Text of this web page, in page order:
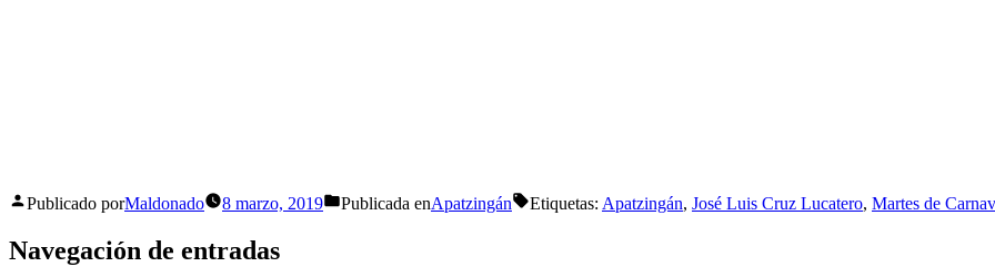
Publicado porMaldonado 8 marzo, 2019 Publicada enApatzingán Etiquetas: Apatzingán, José Luis Cruz Lucatero, Martes de
Navegación de entradas